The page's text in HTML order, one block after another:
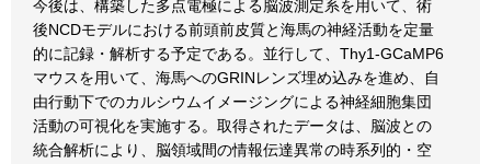
今後は、構築した多点電極による脳波測定系を用いて、術
後NCDモデルにおける前頭前皮質と海馬の神経活動を定量
的に記録・解析する予定である。並行して、Thy1-GCaMP6
マウスを用いて、海馬へのGRINレンズ埋め込みを進め、自
由行動下でのカルシウムイメージングによる神経細胞集団
活動の可視化を実施する。取得されたデータは、脳波との
統合解析により、脳領域間の情報伝達異常の時系列的・空